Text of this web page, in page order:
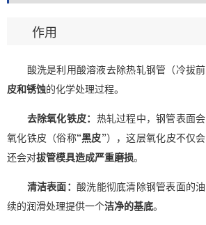
作用
酸洗是利用酸溶液去除热轧钢管（冷拔前
皮和锈蚀的化学处理过程。
去除氧化铁皮： 热轧过程中，钢管表面
氧化铁皮（俗称“黑皮”），这层氧化皮不仅会
还会对拔管模具造成严重磨损。
清洁表面： 酸洗能彻底清除钢管表面的
续的润滑处理提供一个洁净的基底。